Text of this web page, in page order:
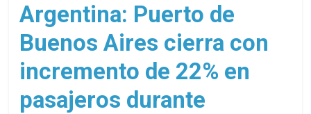
cruceros
en
un
solo
Argentina: Puerto de
Buenos Aires cierra con
incremento de 22% en
pasajeros durante